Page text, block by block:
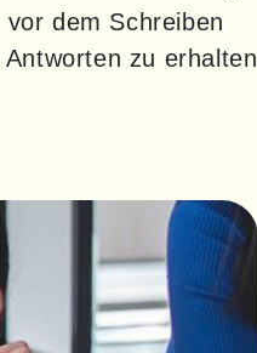
dem Schreiben
zu erhalten